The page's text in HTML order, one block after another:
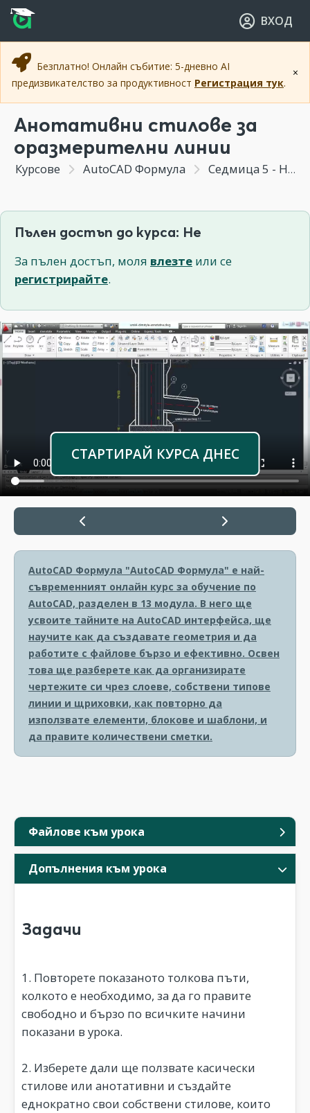
Прескочи към основното съдържание
Прескочи към навигацията
ВХОД
×
Безплатно! Онлайн събитие: 5-дневно AI
предизвикателство за продуктивност Регистрация тук.
Файлове към урока
Допълнения към урока
Задачи
1. Повторете показаното толкова пъти,
колкото е необходимо, за да го правите
свободно и бързо по всичките начини
показани в урока.
2. Изберете дали ще ползвате касически
стилове или анотативни и създайте
еднократно свои собствени стилове, които
Анотативни стилове за
оразмерителни линии
Курсове AutoCAD Формула Седмица 5 - Надписи, оразмеряванe и собствени стилове
Пълен достъп до курса: Не
За пълен достъп, моля влезте или се
регистрирайте.
СТАРТИРАЙ КУРСА ДНЕС
AutoCAD Формула "AutoCAD Формула" е най-
съвременният онлайн курс за обучение по
AutoCAD, разделен в 13 модула. В него ще
усвоите тайните на AutoCAD интерфейса, ще
научите как да създавате геометрия и да
работите с файлове бързо и ефективно. Освен
това ще разберете как да организирате
чертежите си чрез слоеве, собствени типове
линии и щриховки, как повторно да
използвате елементи, блокове и шаблони, и
да правите количествени сметки.